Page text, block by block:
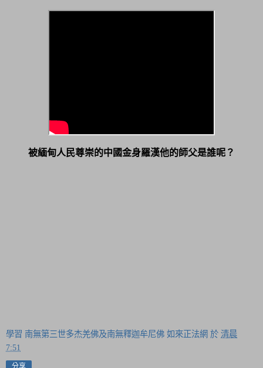
被緬甸人民尊崇的中國金身羅漢他的師父是誰呢？
學習 南無第三世多杰羌佛及南無釋迦牟尼佛 如來正法網 於 清晨
7:51